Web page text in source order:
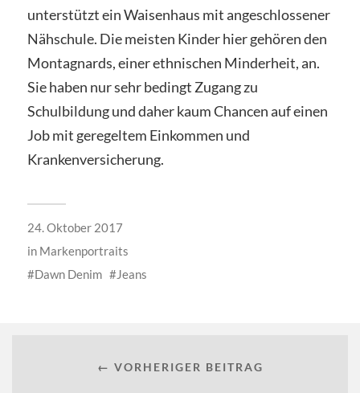
unterstützt ein Waisenhaus mit angeschlossener
Nähschule. Die meisten Kinder hier gehören den
Montagnards, einer ethnischen Minderheit, an.
Sie haben nur sehr bedingt Zugang zu
Schulbildung und daher kaum Chancen auf einen
Job mit geregeltem Einkommen und
Krankenversicherung.
24. Oktober 2017
in Markenportraits
Dawn Denim
Jeans
← VORHERIGER BEITRAG